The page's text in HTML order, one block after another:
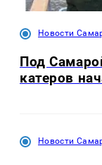
Новости
Под
катеров
Новости